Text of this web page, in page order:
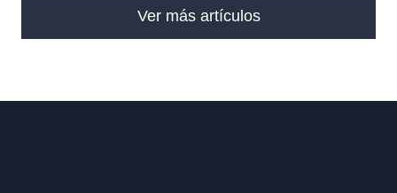
Ver más artículos